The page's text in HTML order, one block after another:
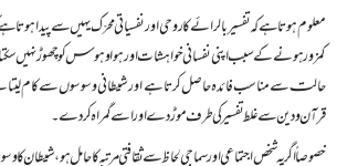
معلوم ہوتا ہے کہ تفسیر بالرائے کا روحی اور نفسیاتی محرّک یہیں سے پیدا
کمزور ہونے کے سبب اپنی نفسانی خواہشات اور ہوا و ہوس کو چھوڑ
حالت سے مناسب فائدہ حاصل کرتا ہے اور شیطانی وسوسوں سے کام لیتا
قرآن و دین سے غلط تفسیر کی طرف موڑ دے اور اسے گمراہ کر دے۔
خصوصاً اگر یہ شخص اجتماعی اور سماجی لحاظ سے ثقافتی مرتبہ کا حامل ہو،